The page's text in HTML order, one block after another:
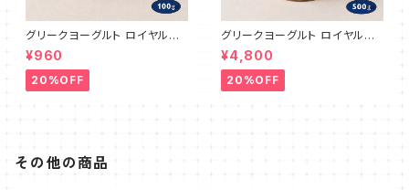
グリークヨーグルト ロイヤルミ
ルクティ 100g
¥960
20%OFF
グリークヨーグルト ロイヤルミ
ルクティ 500g
¥4,800
20%OFF
その他の商品